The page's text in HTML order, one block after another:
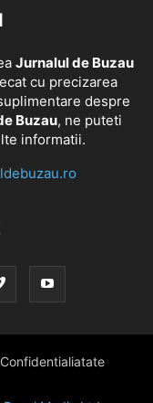
Jurnalul de Buzau
cu precizarea
despre
Buzau, ne puteti
informatii.